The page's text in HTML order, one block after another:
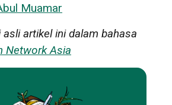
Muamar
artikel ini dalam bahasa
Network Asia